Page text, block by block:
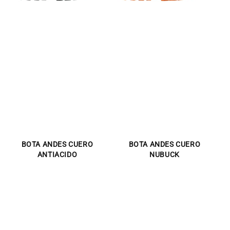
BOTA ANDES CUERO
ANTIACIDO
BOTA ANDES CUERO
NUBUCK